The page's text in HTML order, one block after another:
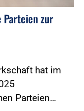
Parteien zur
hat im
Parteien…